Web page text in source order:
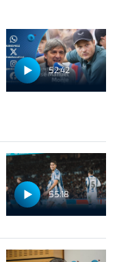
52:42
55:18